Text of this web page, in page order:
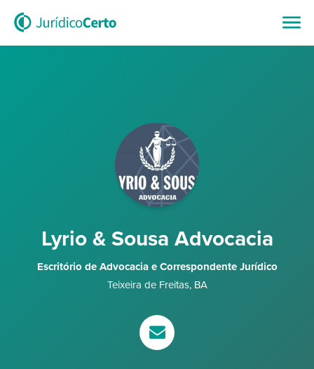
Lyrio & Sousa Advocacia
Escritório de Advocacia e Correspondente Jurídico
Teixeira de Freitas, BA